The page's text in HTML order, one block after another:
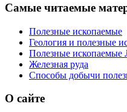
Самые читаемые
Полезные ископаемые
Геология и полезные
Полезные ископаемые
Железная руда
Способы добычи
О сайте